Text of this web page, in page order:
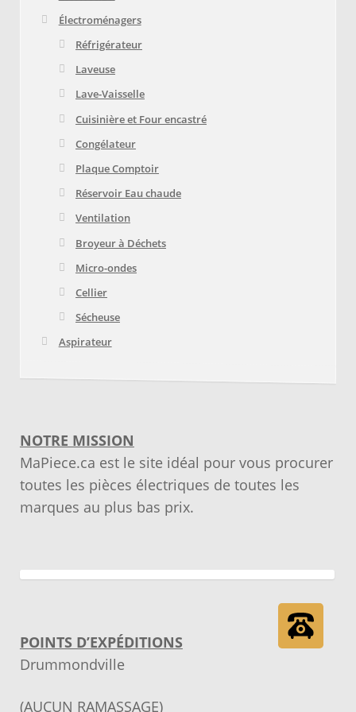
Électroménagers
Réfrigérateur
Laveuse
Lave-Vaisselle
Cuisinière et Four encastré
Congélateur
Plaque Comptoir
Réservoir Eau chaude
Ventilation
Broyeur à Déchets
Micro-ondes
Cellier
Sécheuse
Aspirateur
NOTRE MISSION
MaPiece.ca est le site idéal pour vous procurer
toutes les pièces électriques de toutes les
marques au plus bas prix.
POINTS D’EXPÉDITIONS
Drummondville
(AUCUN RAMASSAGE)